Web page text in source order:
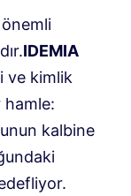
IDEMIA
ve kimlik
hamle:
kalbine
.